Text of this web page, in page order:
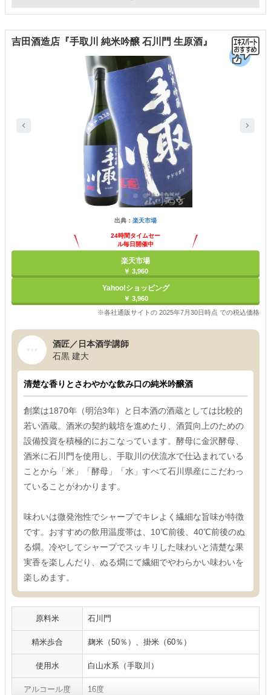
吉田酒造店『手取川 純米吟醸 石川門 生原酒』
出典： 楽天市場
24時間タイムセー
ル毎日開催中
楽天市場
￥ 3,960
Yahoo!ショッピング
￥ 3,960
※各社通販サイトの 2025年7月30日時点 での税込価格
酒匠／日本酒学講師
石黒 建大
清楚な香りとさわやかな飲み口の純米吟醸酒
創業は1870年（明治3年）と日本酒の酒蔵としては比較的
若い酒蔵。酒米の契約栽培を進めたり、酒質向上のための
設備投資を積極的におこなっています。酵母に金沢酵母、
酒米に石川門を使用し、手取川の伏流水で仕込まれている
ことから「米」「酵母」「水」すべて石川県産にこだわっ
ていることがわかります。
味わいは微発泡性でシャープでキレよく繊細な旨味が特徴
です。おすすめの飲用温度帯は、10℃前後、40℃前後のぬ
る燗。冷やしてシャープでスッキリした味わいと清楚な果
実香を楽しんだり、ぬる燗にて繊細でやわらかい味わいを
楽しめます。
原料米 石川門
精米歩合 麹米（50％）、掛米（60％）
使用水 白山水系（手取川）
アルコール度 16度